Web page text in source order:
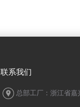
联系我们
总部工厂：浙江省